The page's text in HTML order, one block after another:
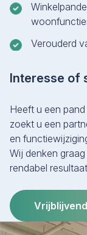
Verouderd
Interesse of
Heeft u een
zoekt u een
en
Wij denken
rendabel